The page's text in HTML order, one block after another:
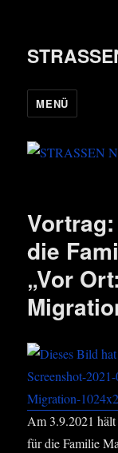
MENÜ
die
„Vor
Am 3.9.2021
für die Fami­lie